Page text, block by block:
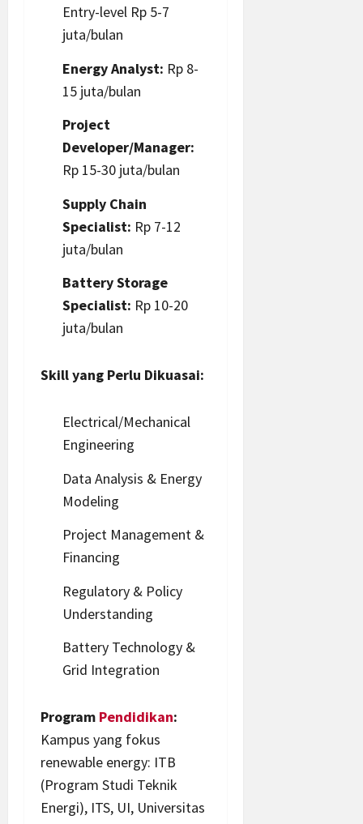
Entry-level Rp 5-7
juta/bulan
Energy Analyst: Rp 8-
15 juta/bulan
Project
Developer/Manager:
Rp 15-30 juta/bulan
Supply Chain
Specialist: Rp 7-12
juta/bulan
Battery Storage
Specialist: Rp 10-20
juta/bulan
Skill yang Perlu Dikuasai:
Electrical/Mechanical
Engineering
Data Analysis & Energy
Modeling
Project Management &
Financing
Regulatory & Policy
Understanding
Battery Technology &
Grid Integration
Program Pendidikan:
Kampus yang fokus
renewable energy: ITB
(Program Studi Teknik
Energi), ITS, UI, Universitas